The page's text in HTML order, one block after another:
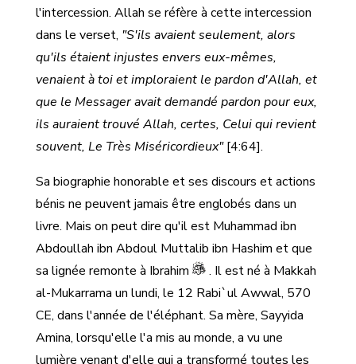
l'intercession. Allah se réfère à cette intercession
dans le verset, "S'ils avaient seulement, alors
qu'ils étaient injustes envers eux-mêmes,
venaient à toi et imploraient le pardon d'Allah, et
que le Messager avait demandé pardon pour eux,
ils auraient trouvé Allah, certes, Celui qui revient
souvent, Le Très Miséricordieux"[4:64].
Sa biographie honorable et ses discours et actions
bénis ne peuvent jamais être englobés dans un
livre. Mais on peut dire qu'il est Muhammad ibn
Abdoullah ibn Abdoul Muttalib ibn Hashim et que
sa lignée remonte à Ibrahim
. Il est né à Makkah
al-Mukarrama un lundi, le 12 Rabi`ul Awwal, 570
CE, dans l'année de l'éléphant. Sa mère, Sayyida
Amina, lorsqu'elle l'a mis au monde, a vu une
lumière venant d'elle qui a transformé toutes les